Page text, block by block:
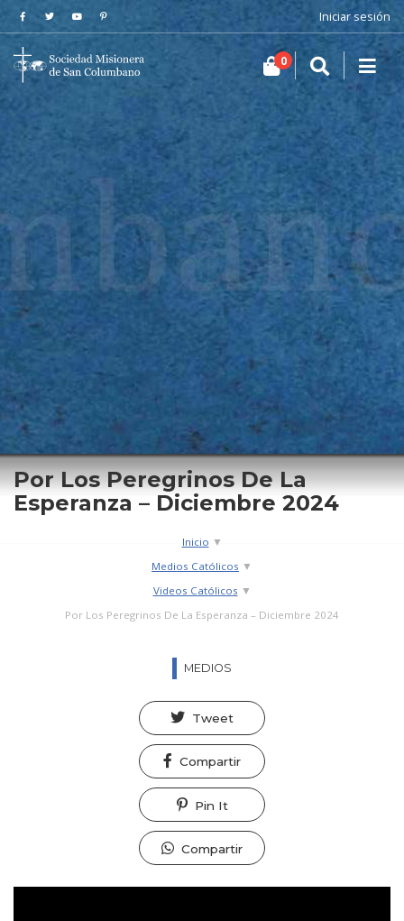
Iniciar sesión
0
Por Los Peregrinos De La
Esperanza – Diciembre 2024
Ruta de navegación
Inicio
Medios Católicos
Videos Católicos
Por Los Peregrinos De La Esperanza – Diciembre 2024
MEDIOS
Tweet
Compartir
Pin It
Compartir